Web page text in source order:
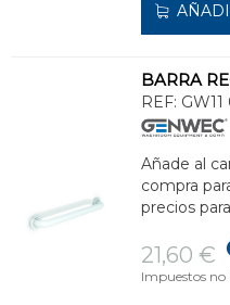
REF:
Añade al
compra
precios
21,60 €
Impuestos no